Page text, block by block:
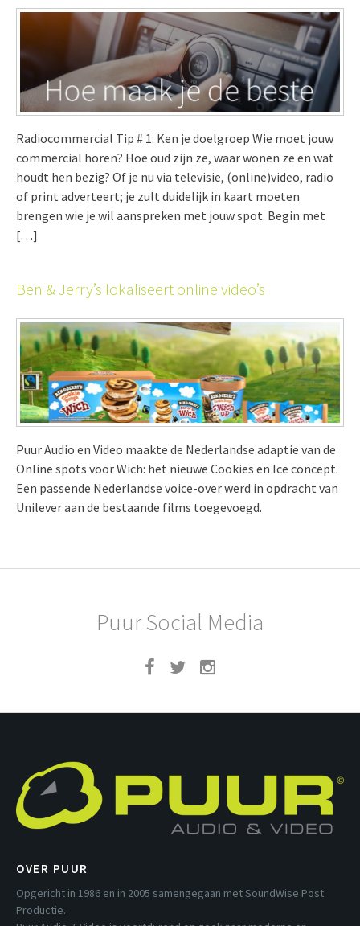
Radiocommercial Tip # 1: Ken je doelgroep Wie moet jouw
commercial horen? Hoe oud zijn ze, waar wonen ze en wat
houdt hen bezig? Of je nu via televisie, (online)video, radio
of print adverteert; je zult duidelijk in kaart moeten
brengen wie je wil aanspreken met jouw spot. Begin met
[…]
Ben & Jerry’s lokaliseert online video’s
Puur Audio en Video maakte de Nederlandse adaptie van de
Online spots voor Wich: het nieuwe Cookies en Ice concept.
Een passende Nederlandse voice-over werd in opdracht van
Unilever aan de bestaande films toegevoegd.
Puur Social Media
OVER PUUR
Opgericht in 1986 en in 2005 samengegaan met SoundWise Post
Productie.